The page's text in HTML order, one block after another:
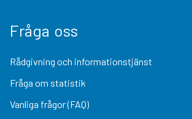
Fråga oss
Rådgivning och informationstjänst
Fråga om statistik
Vanliga frågor (FAQ)